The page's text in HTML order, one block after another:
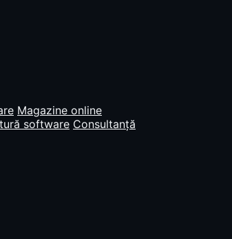
Magazine online
software Consultanță